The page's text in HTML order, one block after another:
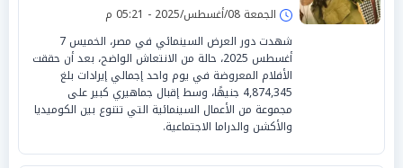
الجمعة 08/أغسطس/2025 - 05:21 م
شهدت دور العرض السينمائي في مصر، الخميس 7
أغسطس 2025، حالة من الانتعاش الواضح، بعد أن حققت
الأفلام المعروضة في يوم واحد إجمالي إيرادات بلغ
4,874,345 جنيهًا، وسط إقبال جماهيري كبير على
مجموعة من الأعمال السينمائية التي تتنوع بين الكوميديا
والأكشن والدراما الاجتماعية.